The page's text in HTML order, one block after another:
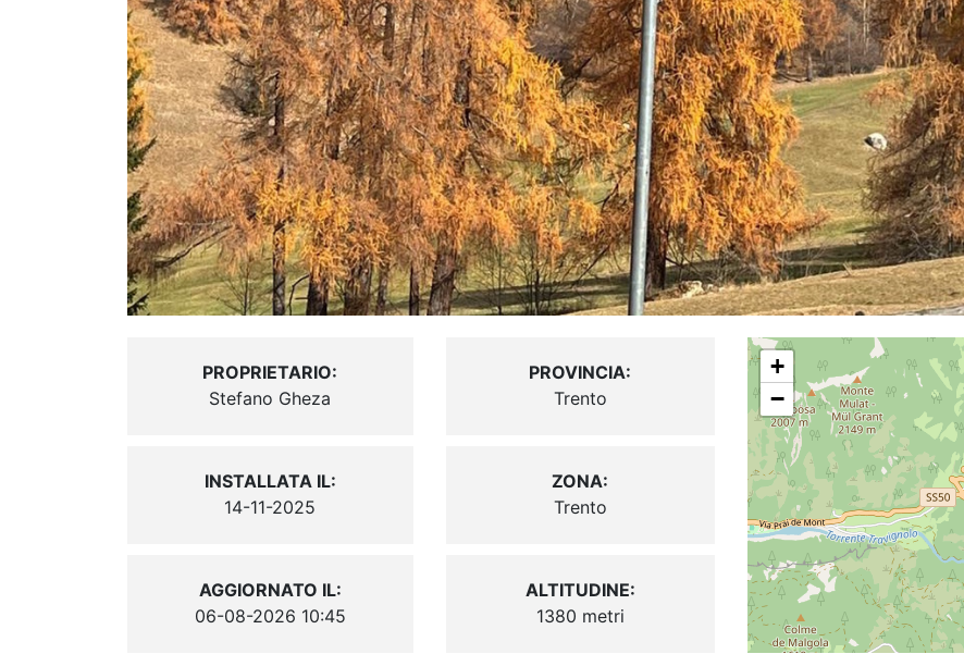
PROPRIETARIO:
Stefano Gheza
INSTALLATA IL:
14-11-2025
AGGIORNATO IL:
06-08-2026 10:45
PROVINCIA:
Trento
ZONA:
Trento
ALTITUDINE:
1380 metri
+
−